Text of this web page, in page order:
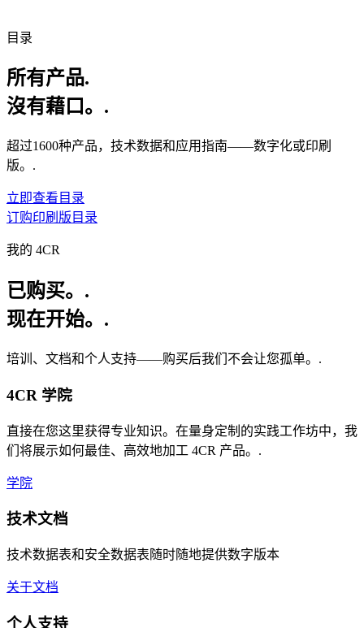
目录
所有产品.
沒有藉口。.
超过1600种产品，技术数据和应用指南——数字化或印刷
版。.
立即查看目录
订购印刷版目录
我的 4CR
已购买。.
现在开始。.
培训、文档和个人支持——购买后我们不会让您孤单。.
4CR 学院
直接在您这里获得专业知识。在量身定制的实践工作坊中，我
们将展示如何最佳、高效地加工 4CR 产品。.
学院
技术文档
技术数据表和安全数据表随时随地提供数字版本
关于文档
个人支持